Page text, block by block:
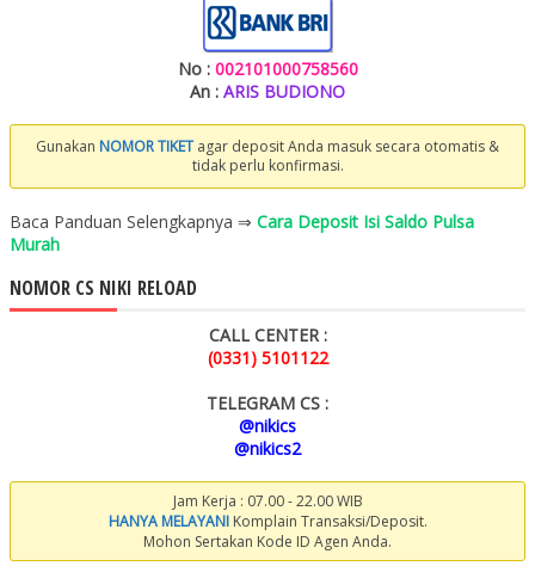
No : 002101000758560
An : ARIS BUDIONO
Gunakan NOMOR TIKET agar deposit Anda masuk secara otomatis &
tidak perlu konfirmasi.
Baca Panduan Selengkapnya ⇒ Cara Deposit Isi Saldo Pulsa
Murah
NOMOR CS NIKI RELOAD
CALL CENTER :
(0331) 5101122
TELEGRAM CS :
@nikics
@nikics2
Jam Kerja : 07.00 - 22.00 WIB
HANYA MELAYANIKomplain Transaksi/Deposit.
Mohon Sertakan Kode ID Agen Anda.